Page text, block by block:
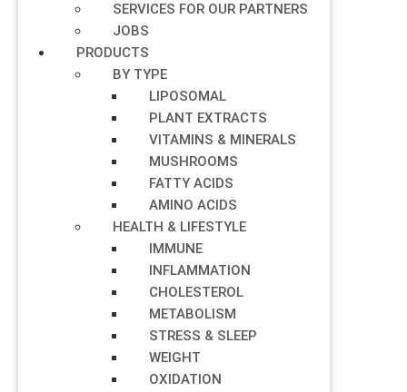
SERVICES FOR OUR PARTNERS
JOBS
PRODUCTS
BY TYPE
LIPOSOMAL
PLANT EXTRACTS
VITAMINS & MINERALS
MUSHROOMS
FATTY ACIDS
AMINO ACIDS
HEALTH & LIFESTYLE
IMMUNE
INFLAMMATION
CHOLESTEROL
METABOLISM
STRESS & SLEEP
WEIGHT
OXIDATION